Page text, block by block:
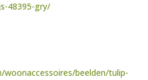
48395-gry/
beelden/tulip-